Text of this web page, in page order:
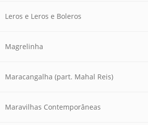
Leros e Leros e Boleros
Magrelinha
Maracangalha (part. Mahal Reis)
Maravilhas Contemporâneas